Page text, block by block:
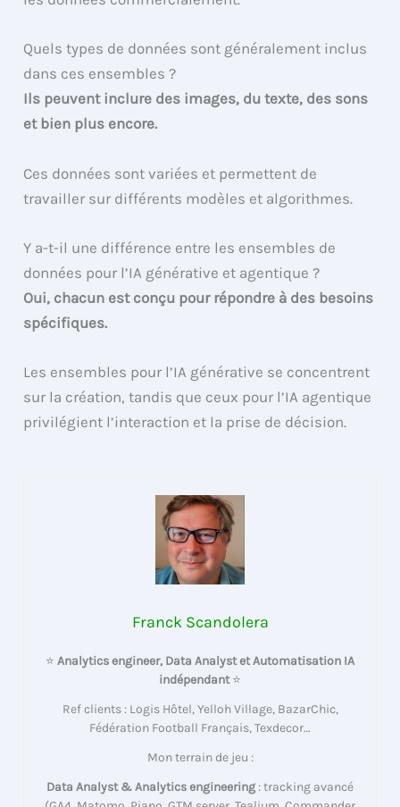
Quels types de données sont généralement inclus
dans ces ensembles ?
Ils peuvent inclure des images, du texte, des sons
et bien plus encore.
Ces données sont variées et permettent de
travailler sur différents modèles et algorithmes.
Y a-t-il une différence entre les ensembles de
données pour l’IA générative et agentique ?
Oui, chacun est conçu pour répondre à des besoins
spécifiques.
Les ensembles pour l’IA générative se concentrent
sur la création, tandis que ceux pour l’IA agentique
privilégient l’interaction et la prise de décision.
Franck Scandolera
⭐ Analytics engineer, Data Analyst et Automatisation IA
indépendant⭐
Ref clients : Logis Hôtel, Yelloh Village, BazarChic,
Fédération Football Français, Texdecor…
Mon terrain de jeu :
Data Analyst & Analytics engineering : tracking avancé